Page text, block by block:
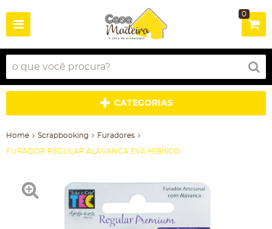
0
CATEGORIAS
Home Scrapbooking Furadores
FURADOR REGULAR ALAVANCA EVA HIBISCO